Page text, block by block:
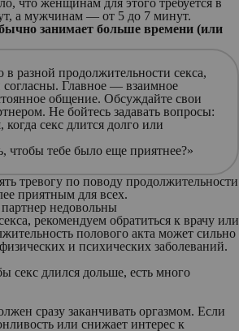
что женщинам для этого требуется в
, а мужчинам — от 5 до 7 минут.
занимает больше времени (или
в разной продолжительности секса,
согласны. Главное — взаимное
общение. Обсуждайте свои
Не бойтесь задавать вопросы:
когда секс длится долго или
чтобы тебе было еще приятнее?»
тревогу по поводу продолжительности
приятным для всех.
недовольны
рекомендуем обратиться к врачу или
полового акта может сильно
и психических заболеваний.
секс длился дольше, есть много
сразу заканчивать оргазмом. Если
или снижает интерес к